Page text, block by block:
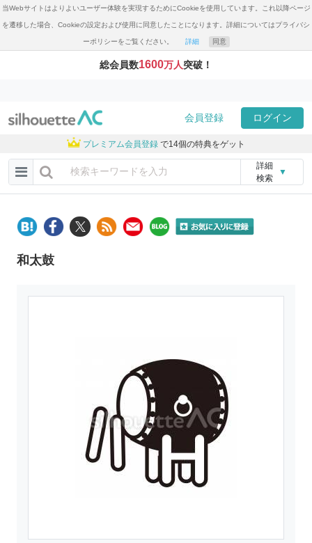
当Webサイトはよりよいユーザー体験を実現するためにCookieを使用しています。これ以降ページ
を遷移した場合、Cookieの設定および使用に同意したことになります。詳細についてはプライバシ
ーポリシーをご覧ください。 詳細 同意
総会員数1600万人突破！
会員登録 ログイン
プレミアム会員登録 で14個の特典をゲット
詳細
検索
▼
和太鼓